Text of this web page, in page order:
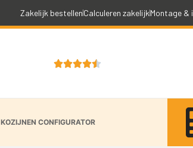
Zakelijk bestellenCalculeren zakelijkMontage &

KOZIJNEN CONFIGURATOR